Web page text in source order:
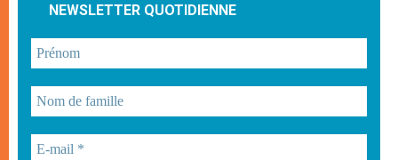
NEWSLETTER QUOTIDIENNE